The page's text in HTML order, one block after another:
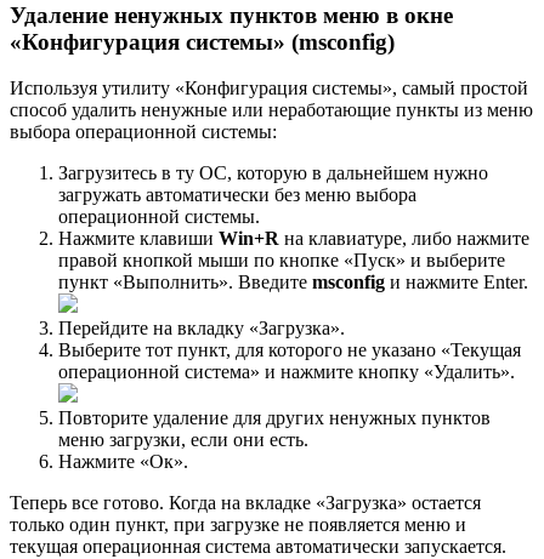
Удаление ненужных пунктов меню в окне
«Конфигурация системы» (msconfig)
Используя утилиту «Конфигурация системы», самый простой
способ удалить ненужные или неработающие пункты из меню
выбора операционной системы:
Загрузитесь в ту ОС, которую в дальнейшем нужно
загружать автоматически без меню выбора
операционной системы.
Нажмите клавиши Win+R на клавиатуре, либо нажмите
правой кнопкой мыши по кнопке «Пуск» и выберите
пункт «Выполнить». Введите msconfig и нажмите Enter.
Перейдите на вкладку «Загрузка».
Выберите тот пункт, для которого не указано «Текущая
операционной система» и нажмите кнопку «Удалить».
Повторите удаление для других ненужных пунктов
меню загрузки, если они есть.
Нажмите «Ок».
Теперь все готово. Когда на вкладке «Загрузка» остается
только один пункт, при загрузке не появляется меню и
текущая операционная система автоматически запускается.